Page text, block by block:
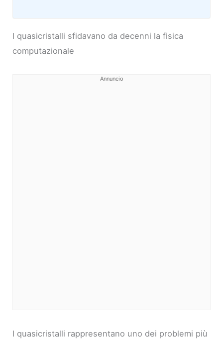
I quasicristalli sfidavano da decenni la fisica
computazionale
Annuncio
I quasicristalli rappresentano uno dei problemi più